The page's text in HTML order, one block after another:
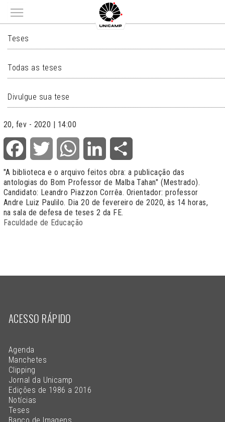
Main menu
TESES
Teses
Todas as teses
Divulgue sua tese
20, fev - 2020 | 14:00
Facebook Twitter WhatsApp LinkedIn
"A biblioteca e o arquivo feitos obra: a publicação das
antologias do Bom Professor de Malba Tahan" (Mestrado).
Candidato: Leandro Piazzon Corrêa. Orientador: professor
Andre Luiz Paulilo. Dia 20 de fevereiro de 2020, às 14 horas,
na sala de defesa de teses 2 da FE.
Faculdade de Educação
ACESSO RÁPIDO
Agenda
Manchetes
Clipping
Jornal da Unicamp
Edições de 1986 a 2016
Notícias
Teses
Banco de Imagens